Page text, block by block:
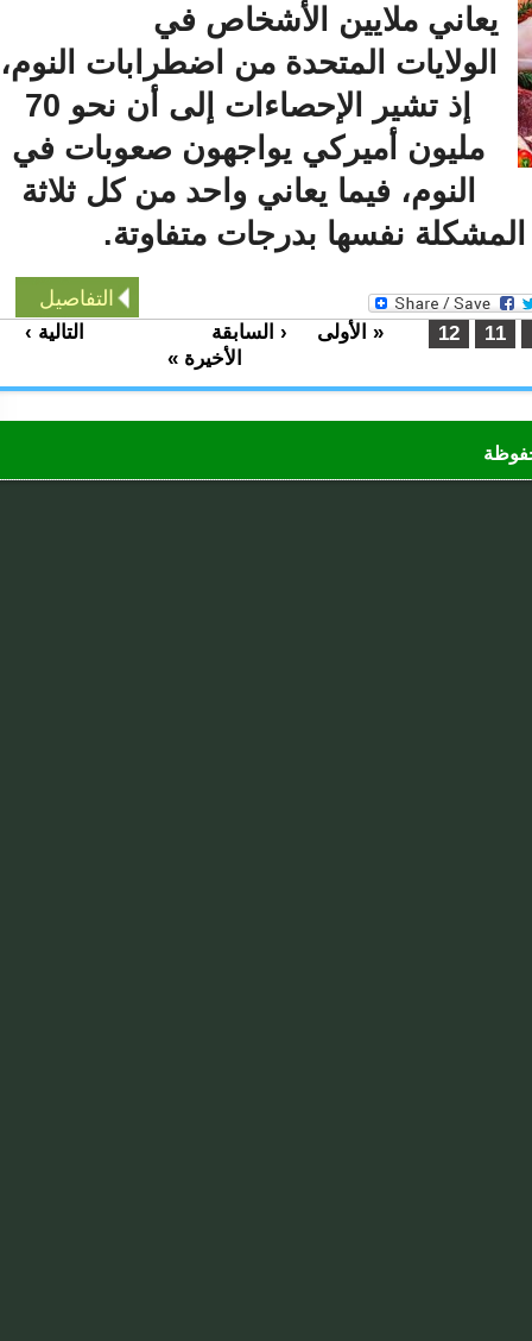
يعاني ملايين الأشخاص في
الولايات المتحدة من اضطرابات النوم،
إذ تشير الإحصاءات إلى أن نحو 70
مليون أميركي يواجهون صعوبات في
النوم، فيما يعاني واحد من كل ثلاثة
نفسها بدرجات متفاوتة.
التفاصيل
« الأولى ‹ السابقة
التالية ›
الأخيرة »